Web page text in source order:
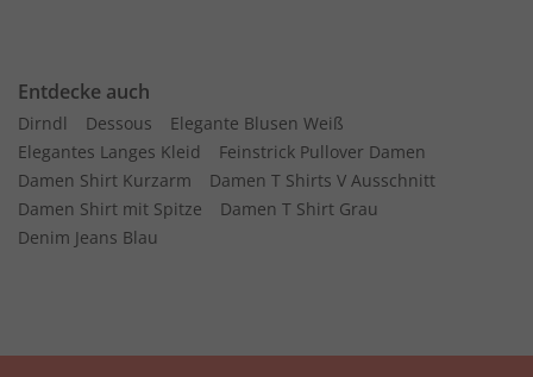
Entdecke auch
Dirndl Dessous
Elegante Blusen Weiß
Elegantes Langes Kleid
Feinstrick Pullover Damen
Damen Shirt Kurzarm
Damen T Shirts V Ausschnitt
Damen Shirt mit Spitze
Damen T Shirt Grau
Denim Jeans Blau